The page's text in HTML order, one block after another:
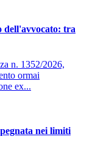
dell'avvocato: tra
n. 1352/2026,
ormai
ex...
nei limiti